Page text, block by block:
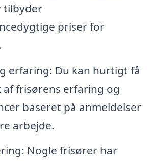
tilbyder
priser for
erfaring: Du kan hurtigt få
frisørens erfaring og
baseret på anmeldelser
arbejde.
Nogle frisører har